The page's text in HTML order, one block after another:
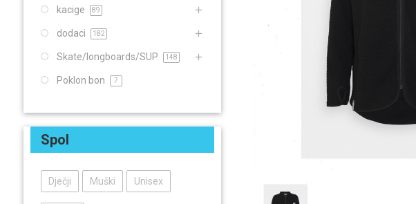
kacige 89
dodaci 182
Skate/longboards/SUP 148
Poklon bon 7
Spol
Dječji Muški Unisex